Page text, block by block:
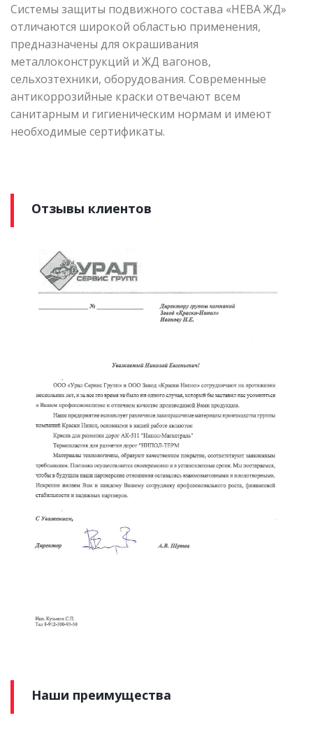
Системы защиты подвижного состава «НЕВА ЖД»
отличаются широкой областью применения,
предназначены для окрашивания
металлоконструкций и ЖД вагонов,
сельхозтехники, оборудования. Современные
антикоррозийные краски отвечают всем
санитарным и гигиеническим нормам и имеют
необходимые сертификаты.
Отзывы клиентов
Наши преимущества